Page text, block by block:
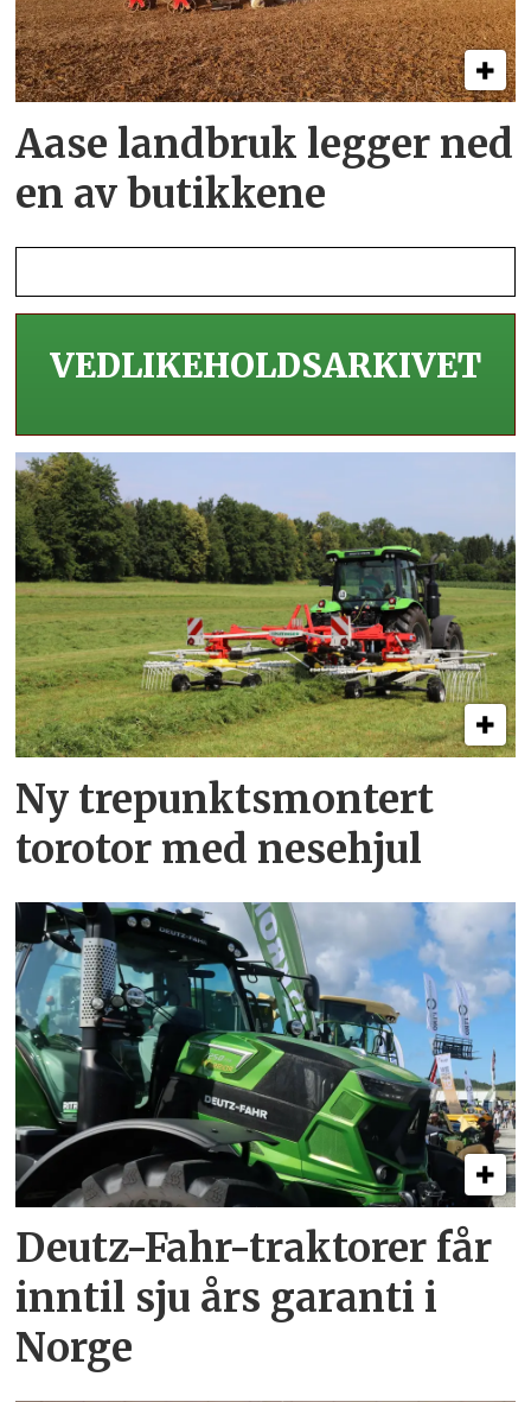
Aase landbruk legger ned
en av butikkene
VEDLIKEHOLDS­ARKIVET
Ny trepunkts­montert
torotor med nesehjul
Deutz-Fahr-traktorer får
inntil sju års garanti i
Norge